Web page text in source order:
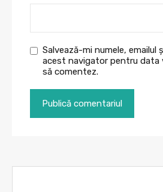
Salvează-mi numele, emailul
acest navigator pentru data
să comentez.